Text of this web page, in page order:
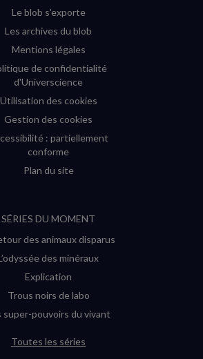
Le blob s'exporte
Les archives du blob
Mentions légales
de confidentialité
d'Universcience
Utilisation des cookies
Gestion des cookies
: partiellement
conforme
Plan du site
SÉRIES DU MOMENT
des animaux disparus
des minéraux
Explication
Trous noirs de labo
super-pouvoirs du vivant
Toutes les séries